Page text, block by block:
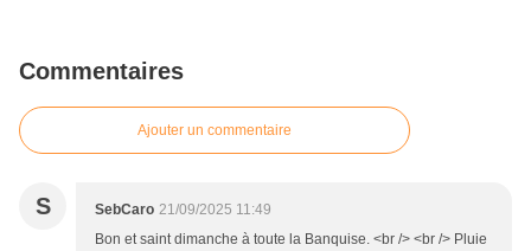
Commentaires
Ajouter un commentaire
S SebCaro 21/09/2025 11:49
Bon et saint dimanche à toute la Banquise. <br /> <br /> Pluie